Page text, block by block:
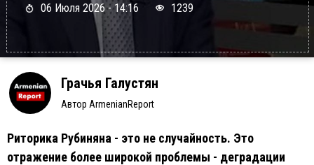
06 Июля 2026 - 14:16 1239
Грачья Галустян
Автор ArmenianReport
Риторика Рубиняна - это не случайность. Это
отражение более широкой проблемы - деградации